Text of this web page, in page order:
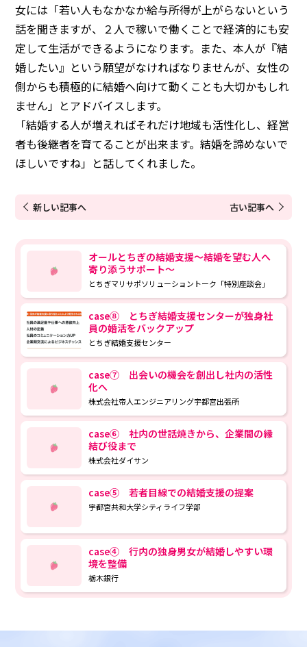
女には「若い人もなかなか給与所得が上がらないという
話を聞きますが、２人で稼いで働くことで経済的にも安
定して生活ができるようになります。また、本人が『結
婚したい』という願望がなければなりませんが、女性の
側からも積極的に結婚へ向けて動くことも大切かもしれ
ません」とアドバイスします。
「結婚する人が増えればそれだけ地域も活性化し、経営
者も後継者を育てることが出来ます。結婚を諦めないで
ほしいですね」と話してくれました。
新しい記事へ 古い記事へ
オールとちぎの結婚支援～結婚を望む人へ
寄り添うサポート～
とちぎマリサポソリューショントーク「特別座談会」
case⑧ とちぎ結婚支援センターが独身社
員の婚活をバックアップ
とちぎ結婚支援センター
case⑦ 出会いの機会を創出し社内の活性
化へ
株式会社帝人エンジニアリング宇都宮出張所
case⑥ 社内の世話焼きから、企業間の縁
結び役まで
株式会社ダイサン
case⑤ 若者目線での結婚支援の提案
宇都宮共和大学シティライフ学部
case④ 行内の独身男女が結婚しやすい環
境を整備
栃木銀行